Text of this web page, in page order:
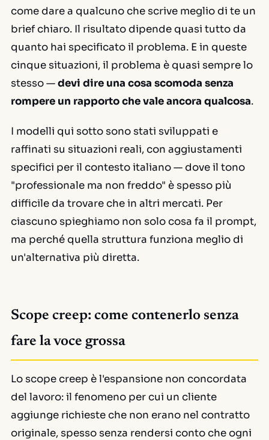
come dare a qualcuno che scrive meglio di te un
brief chiaro. Il risultato dipende quasi tutto da
quanto hai specificato il problema. E in queste
cinque situazioni, il problema è quasi sempre lo
stesso —devi dire una cosa scomoda senza
rompere un rapporto che vale ancora qualcosa.
I modelli qui sotto sono stati sviluppati e
raffinati su situazioni reali, con aggiustamenti
specifici per il contesto italiano — dove il tono
"professionale ma non freddo" è spesso più
difficile da trovare che in altri mercati. Per
ciascuno spieghiamo non solo cosa fa il prompt,
ma perché quella struttura funziona meglio di
un'alternativa più diretta.
Scope creep: come contenerlo senza
fare la voce grossa
Lo scope creep è l'espansione non concordata
del lavoro: il fenomeno per cui un cliente
aggiunge richieste che non erano nel contratto
originale, spesso senza rendersi conto che ogni